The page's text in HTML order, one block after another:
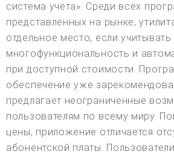
система учета». Среди всех
представленных на рынке,
отдельное место, если учитывать
многофункциональность и
при доступной стоимости.
обеспечение уже
предлагает неограниченные
пользователям по всему миру.
цены, приложение отличается
абонентской платы.